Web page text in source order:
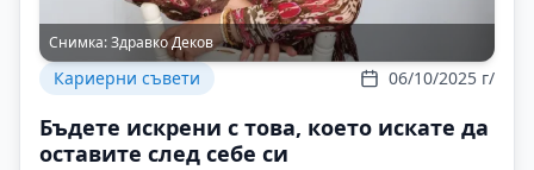
Снимка:Здравко Деков
Кариерни съвети 06/10/2025 г/
Бъдете искрени с това, което искате да
оставите след себе си